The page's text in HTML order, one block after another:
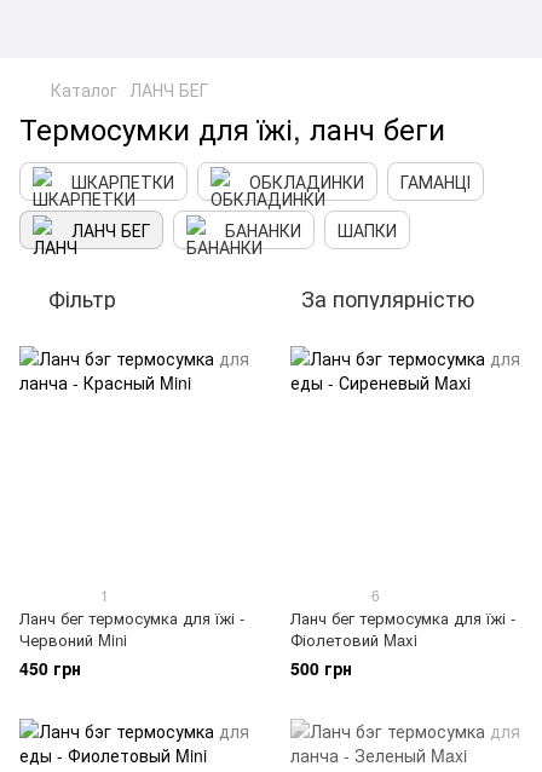
Каталог ЛАНЧ БЕГ
Термосумки для їжі, ланч беги
ШКАРПЕТКИ ОБКЛАДИНКИ
ГАМАНЦІ
ЛАНЧ БЕГ
БАНАНКИ ШАПКИ
Фільтр За популярністю
1
Ланч бег термосумка для їжі -
Червоний Mini
450 грн
6
Ланч бег термосумка для їжі -
Фіолетовий Maxi
500 грн